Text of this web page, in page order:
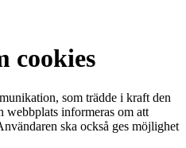
cookies
som trädde i kraft den
webbplats informeras om att
ska också ges möjlighet